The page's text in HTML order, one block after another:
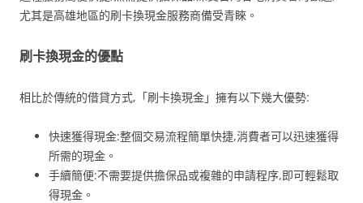
尤其是高雄地區的刷卡換現金服務商備受青睞。
刷卡換現金的優點
相比於傳統的借貸方式,「刷卡換現金」擁有以下幾大優勢:
快速獲得現金:整個交易流程簡單快捷,消費者可以迅速獲得
所需的現金。
手續簡便:不需要提供擔保品或複雜的申請程序,即可輕鬆取
得現金。